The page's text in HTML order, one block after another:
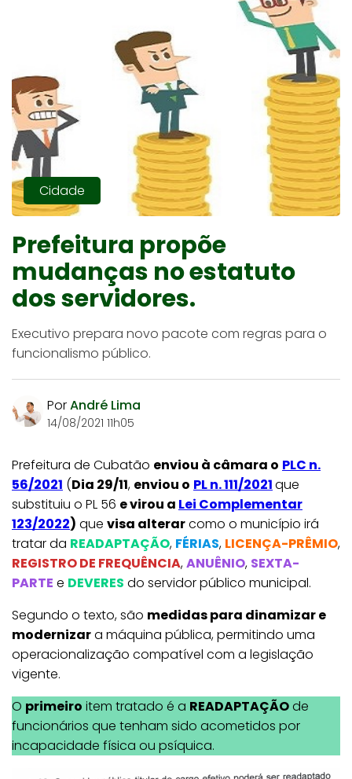
Cidade
Prefeitura propõe
mudanças no estatuto
dos servidores.
Executivo prepara novo pacote com regras para o
funcionalismo público.
PorAndré Lima
14/08/2021 11h05
Prefeitura de Cubatão enviou à câmara o PLC n.
56/2021 (Dia 29/11, enviou o PL n. 111/2021que
substituiu o PL 56 e virou a Lei Complementar
123/2022) que visa alterarcomo o município irá
tratar da READAPTAÇÃO, FÉRIAS, LICENÇA-PRÊMIO,
REGISTRO DE FREQUÊNCIA,ANUÊNIO, SEXTA-
PARTE e DEVERES do servidor público municipal.
Segundo o texto, são medidas para dinamizar e
modernizara máquina pública, permitindo uma
operacionalização compatível com a legislação
vigente.
O primeiro item tratado é a READAPTAÇÃOde
funcionários que tenham sido acometidos por
incapacidade física ou psíquica.